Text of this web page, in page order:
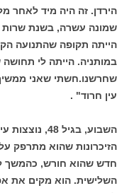
הירדן. זה היה מיד לאחר
שמונה עשרה, בשנת שרות
הייתה תקופה שהתנועה
במותניה. הייתה לי
שחרשנו.חשתי שאני
עין חרוד" .
השבוע, בגיל
הזיכרונות שהוא מתרפק
חדש שהוא חורש, כהמשך
השלישית. הוא מקים את